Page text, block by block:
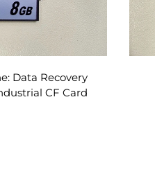
Data Recovery
CF Card